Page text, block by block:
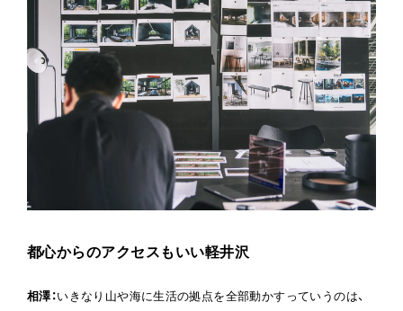
都心からのアクセスもいい軽井沢
相澤：いきなり山や海に生活の拠点を全部動かすっていうのは、